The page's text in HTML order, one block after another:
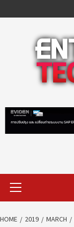
to
Primary
Menu
HOME 2019 MARCH